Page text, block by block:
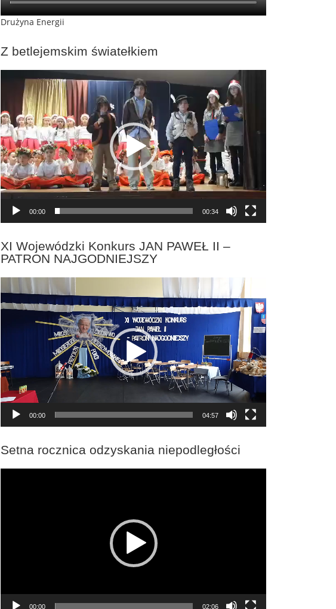
Drużyna Energii
Z betlejemskim światełkiem
Odtwarzacz
00:00 00:34
XI Wojewódzki Konkurs JAN PAWEŁ II –
PATRON NAJGODNIEJSZY
Odtwarzacz
video
00:00 04:57
Setna rocznica odzyskania niepodległości
00:00 02:06